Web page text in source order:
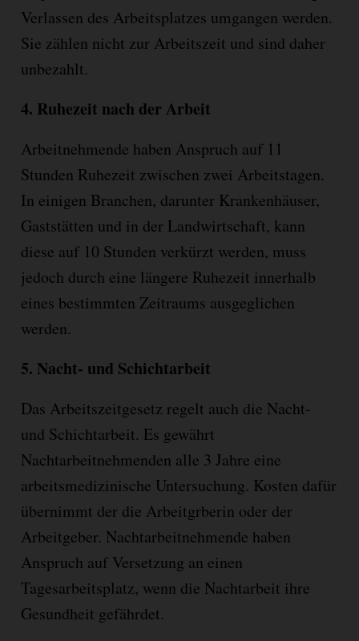
Verlassen des Arbeitsplatzes umgangen werden.
Sie zählen nicht zur Arbeitszeit und sind daher
unbezahlt.
4. Ruhezeit nach der Arbeit
Arbeitnehmende haben Anspruch auf 11
Stunden Ruhezeit zwischen zwei Arbeitstagen.
In einigen Branchen, darunter Krankenhäuser,
Gaststätten und in der Landwirtschaft, kann
diese auf 10 Stunden verkürzt werden, muss
jedoch durch eine längere Ruhezeit innerhalb
eines bestimmten Zeitraums ausgeglichen
werden.
5. Nacht- und Schichtarbeit
Das Arbeitszeitgesetz regelt auch die Nacht-
und Schichtarbeit. Es gewährt
Nachtarbeitnehmenden alle 3 Jahre eine
arbeitsmedizinische Untersuchung. Kosten dafür
übernimmt der die Arbeitgrberin oder der
Arbeitgeber. Nachtarbeitnehmende haben
Anspruch auf Versetzung an einen
Tagesarbeitsplatz, wenn die Nachtarbeit ihre
Gesundheit gefährdet.